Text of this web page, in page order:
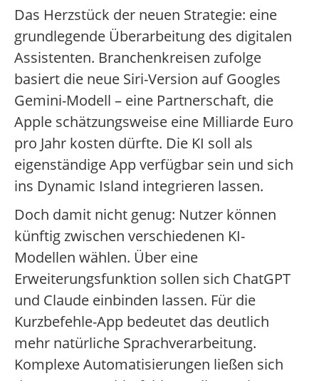
Das Herzstück der neuen Strategie: eine
grundlegende Überarbeitung des digitalen
Assistenten. Branchenkreisen zufolge
basiert die neue Siri-Version auf Googles
Gemini-Modell – eine Partnerschaft, die
Apple schätzungsweise eine Milliarde Euro
pro Jahr kosten dürfte. Die KI soll als
eigenständige App verfügbar sein und sich
ins Dynamic Island integrieren lassen.
Doch damit nicht genug: Nutzer können
künftig zwischen verschiedenen KI-
Modellen wählen. Über eine
Erweiterungsfunktion sollen sich ChatGPT
und Claude einbinden lassen. Für die
Kurzbefehle-App bedeutet das deutlich
mehr natürliche Sprachverarbeitung.
Komplexe Automatisierungen ließen sich